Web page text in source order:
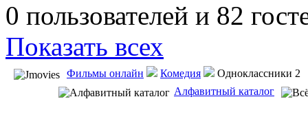
0 пользователей и 82
Показать всех
Фильмы онлайн Комедия
Одноклассники 2
Алфавитный каталог